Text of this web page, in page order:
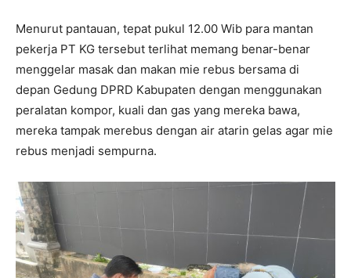
Menurut pantauan, tepat pukul 12.00 Wib para mantan
pekerja PT KG tersebut terlihat memang benar-benar
menggelar masak dan makan mie rebus bersama di
depan Gedung DPRD Kabupaten dengan menggunakan
peralatan kompor, kuali dan gas yang mereka bawa,
mereka tampak merebus dengan air atarin gelas agar mie
rebus menjadi sempurna.